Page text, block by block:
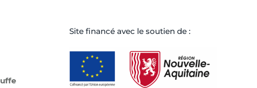
Site ﬁnancé avec le soutien de :